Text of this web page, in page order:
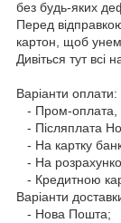
без будь-яких
Перед
картон, щоб
Дивіться тут всі
Варіанти оплати:
- Пром-оплата,
- Післяплата
- На картку
- На
- Кредитною
Варіанти
- Нова Пошта;